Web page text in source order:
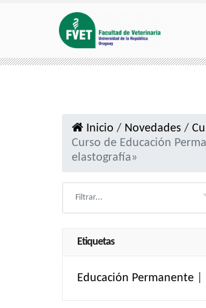
Inicio / Novedades /
Curso de Educación
elastografía»
Etiquetas
Educación Permanente